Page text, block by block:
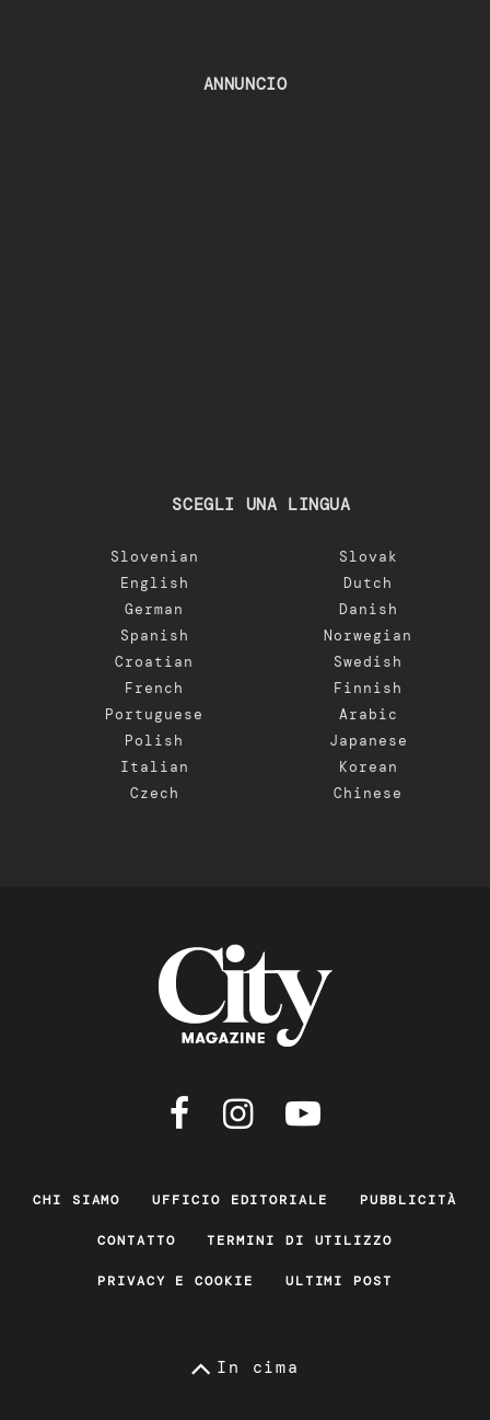
ANNUNCIO
SCEGLI UNA LINGUA
Slovenian
English
German
Spanish
Croatian
French
Portuguese
Polish
Italian
Czech
Slovak
Dutch
Danish
Norwegian
Swedish
Finnish
Arabic
Japanese
Korean
Chinese
CHI SIAMO UFFICIO EDITORIALE PUBBLICITÀ
CONTATTO TERMINI DI UTILIZZO
PRIVACY E COOKIE ULTIMI POST
In cima